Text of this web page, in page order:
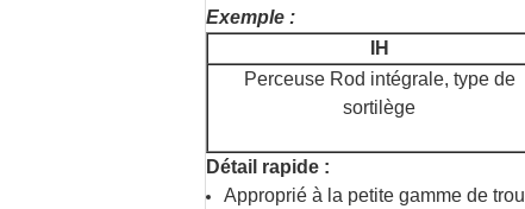
Exemple :
IH
Perceuse Rod intégrale, type de
sortilège
Détail rapide :
Approprié à la petite gamme de trou